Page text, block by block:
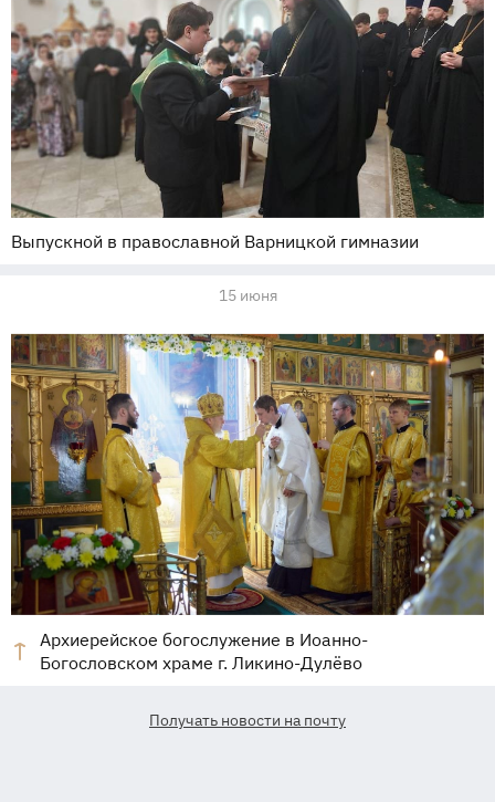
Выпускной в православной Варницкой гимназии
15 июня
Архиерейское богослужение в Иоанно-
Богословском храме г. Ликино-Дулёво
Получать новости на почту